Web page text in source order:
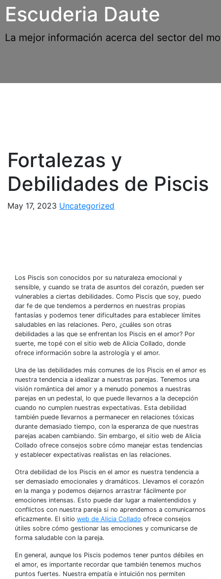
Skip
Escuderia Daute
La mejor información acerca del sector del
Fortalezas y
Debilidades de Piscis
May 17, 2023 Uncategorized
Los Piscis son conocidos por su naturaleza emocional y
sensible, y cuando se trata de asuntos del corazón, pueden ser
vulnerables a ciertas debilidades. Como Piscis que soy, puedo
dar fe de que tendemos a perdernos en nuestras propias
fantasías y podemos tener dificultades para establecer límites
saludables en las relaciones. Pero, ¿cuáles son otras
debilidades a las que se enfrentan los Piscis en el amor? Por
suerte, me topé con el sitio web de Alicia Collado, donde
ofrece información sobre la astrología y el amor.
Una de las debilidades más comunes de los Piscis en el amor es
nuestra tendencia a idealizar a nuestras parejas. Tenemos una
visión romántica del amor y a menudo ponemos a nuestras
parejas en un pedestal, lo que puede llevarnos a la decepción
cuando no cumplen nuestras expectativas. Esta debilidad
también puede llevarnos a permanecer en relaciones tóxicas
durante demasiado tiempo, con la esperanza de que nuestras
parejas acaben cambiando. Sin embargo, el sitio web de Alicia
Collado ofrece consejos sobre cómo manejar estas tendencias
y establecer expectativas realistas en las relaciones.
Otra debilidad de los Piscis en el amor es nuestra tendencia a
ser demasiado emocionales y dramáticos. Llevamos el corazón
en la manga y podemos dejarnos arrastrar fácilmente por
emociones intensas. Esto puede dar lugar a malentendidos y
conflictos con nuestra pareja si no aprendemos a comunicarnos
eficazmente. El sitio web de Alicia Collado ofrece consejos
útiles sobre cómo gestionar las emociones y comunicarse de
forma saludable con la pareja.
En general, aunque los Piscis podemos tener puntos débiles en
el amor, es importante recordar que también tenemos muchos
puntos fuertes. Nuestra empatía e intuición nos permiten